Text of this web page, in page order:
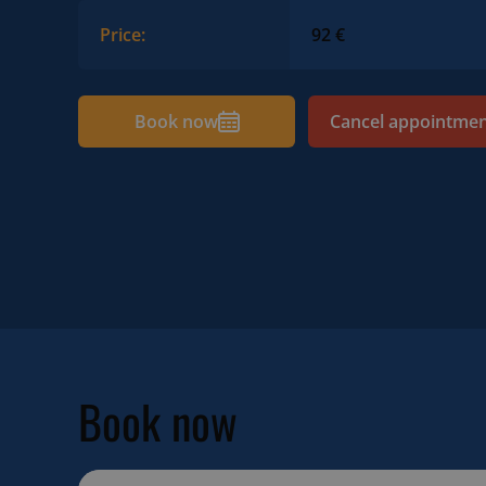
Price: 92 €
Book now Cancel
Book now